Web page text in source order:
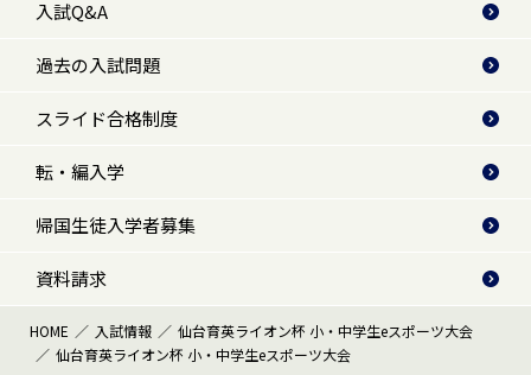
入試Q&A
過去の入試問題
スライド合格制度
転・編入学
帰国生徒入学者募集
資料請求
HOME 入試情報
仙台育英ライオン杯 小・中学生eスポーツ大会
仙台育英ライオン杯 小・中学生eスポーツ大会